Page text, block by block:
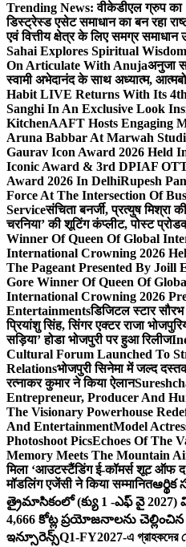
Trending News: वीकेडीएल ग्रुप का
डिस्ट्रेस्ड एसेट समाधान का बन रहा
एवं वित्तीय क्षेत्र के लिए समग्र
Sahai Explores Spiritual
On Articulate With Anujaअनुजा
स्वामी अभेदानंद के साथ अध्यात्म,
Habit LIVE Returns With Its
Sanghi In An Exclusive Look
KitchenAAFT Hosts Engaging
Aruna Babbar At Marwah
Gaurav Icon Award 2026 Held
Iconic Award & 3rd DPIAF
Award 2026 In DelhiRupesh
Force At The Intersection Of
Serviceसंचिता बनर्जी, प्रत्युष मिश्रा
चरनिया’ की शूटिंग कंप्लीट, पोस्ट
Winner Of Queen Of Global
International Crowning 2026
The Pageant Presented By Joill
Gore Winner Of Queen Of
International Crowning 2026
Entertainmentsडिजिटल स्टार सौरभ
प्रियांशु सिंह, सिंगर एक्टर राजा
सड़िया’ होडा भोजपुरी पर हुआ रिलीज
Cultural Forum Launched To
Relationsभोजपुरी सिनेमा में जल्द
रत्नाकर कुमार ने किया ऐलान
Entrepreneur, Producer And
The Visionary Powerhouse
And EntertainmentModel
Photoshoot PicsEchoes Of The
Memory Meets The Mountain
मिला ‘आउटस्टैंडिंग ई-कॉमर्स शूट ऑफ
मॉडलिंग एजेंसी ने किया सम्मानितఆర్థిక
త్రైమాసికంలో (క్యు 1 -ఎఫ్ వై
4,666 కోట్ల ప్రయోజనాలను
ఇన్సూరెన్స్Q1-FY2027-এ গ্রাহকদের